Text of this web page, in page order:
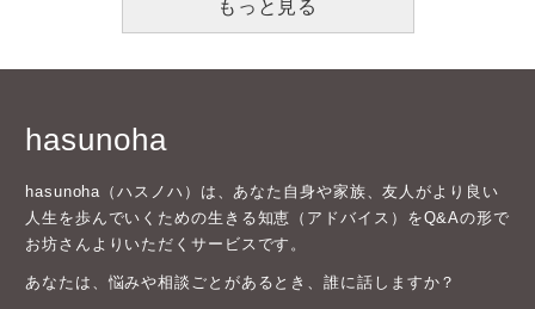
もっと見る
hasunoha
hasunoha（ハスノハ）は、あなた自身や家族、友人がより良い
人生を歩んでいくための生きる知恵（アドバイス）をQ&Aの形で
お坊さんよりいただくサービスです。
あなたは、悩みや相談ごとがあるとき、誰に話しますか？